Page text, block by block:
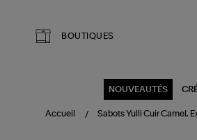
BOUTIQUES
NOUVEAUTÉS
Accueil Sabots Yulli Cuir Camel,